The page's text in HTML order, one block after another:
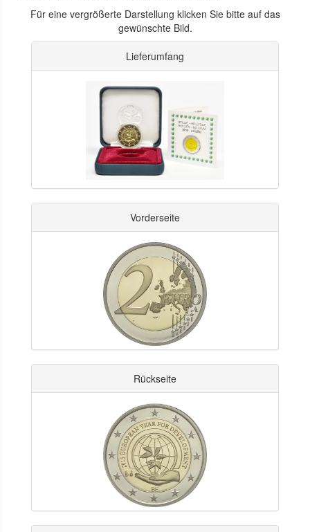
Für eine vergrößerte Darstellung klicken Sie bitte auf das
gewünschte Bild.
Lieferumfang
Vorderseite
Rückseite